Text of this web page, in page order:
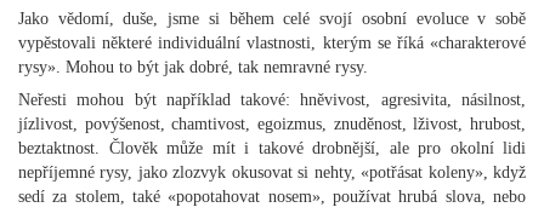
Jako vědomí, duše, jsme si během celé svojí osobní evoluce v sobě
vypěstovali některé individuální vlastnosti, kterým se říká «charakterové
rysy». Mohou to být jak dobré, tak nemravné rysy.
Neřesti mohou být například takové: hněvivost, agresivita, násilnost,
jízlivost, povýšenost, chamtivost, egoizmus, znuděnost, lživost, hrubost,
beztaktnost. Člověk může mít i takové drobnější, ale pro okolní lidi
nepříjemné rysy, jako zlozvyk okusovat si nehty, «potřásat koleny», když
sedí za stolem, také «popotahovat nosem», používat hrubá slova, nebo